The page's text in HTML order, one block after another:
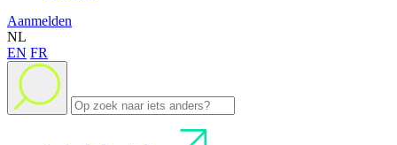
Aanmelden
NL
EN FR